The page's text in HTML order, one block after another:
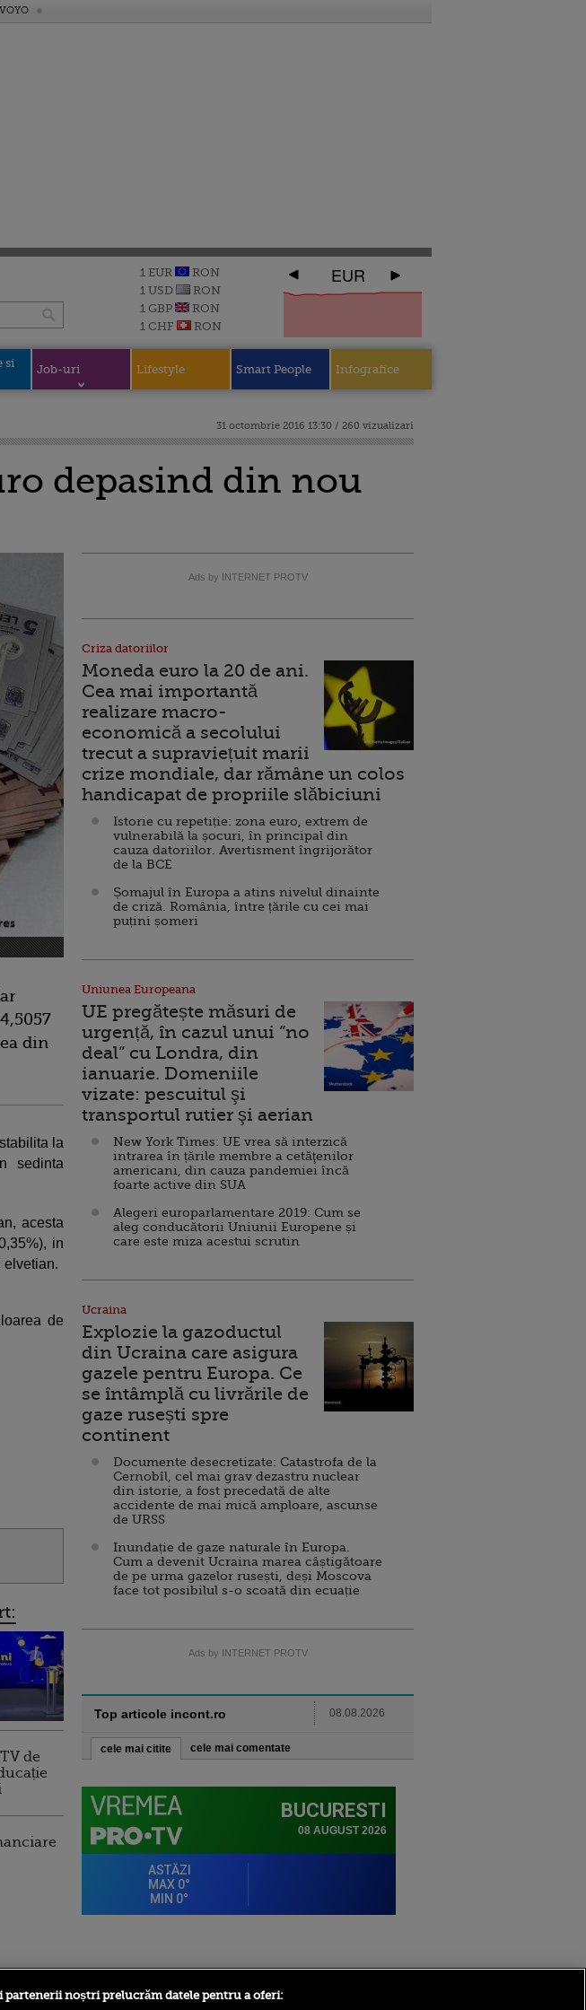
VOYO
1 EUR
RON
1 USD
RON
1 GBP
RON
1 CHF
RON
EUR
si
Job-uri Lifestyle Smart People Infografice
31 octombrie 2016 13:30 / 260 vizualizari
depasind din nou
din
la
sedinta
acesta
in
elvetian.
de
de
Ads by INTERNET PROTV
Criza datoriilor
Moneda euro la 20 de ani.
Cea mai importantă
realizare macro-
economică a secolului
trecut a supraviețuit marii
crize mondiale, dar rămâne un colos
handicapat de propriile slăbiciuni
Istorie cu repetiție: zona euro, extrem de
vulnerabilă la șocuri, în principal din
cauza datoriilor. Avertisment îngrijorător
de la BCE
Șomajul în Europa a atins nivelul dinainte
de criză. România, între țările cu cei mai
puțini șomeri
Uniunea Europeana
UE pregătește măsuri de
urgență, în cazul unui ”no
deal” cu Londra, din
ianuarie. Domeniile
vizate: pescuitul şi
transportul rutier şi aerian
New York Times: UE vrea să interzică
intrarea în țările membre a cetăţenilor
americani, din cauza pandemiei încă
foarte active din SUA
Alegeri europarlamentare 2019: Cum se
aleg conducătorii Uniunii Europene și
care este miza acestui scrutin
Ucraina
Explozie la gazoductul
din Ucraina care asigura
gazele pentru Europa. Ce
se întâmplă cu livrările de
gaze rusești spre
continent
Documente desecretizate: Catastrofa de la
Cernobîl, cel mai grav dezastru nuclear
din istorie, a fost precedată de alte
accidente de mai mică amploare, ascunse
de URSS
Inundație de gaze naturale în Europa.
Cum a devenit Ucraina marea câștigătoare
de pe urma gazelor rusești, deși Moscova
face tot posibilul s-o scoată din ecuație
Ads by INTERNET PROTV
Top articole incont.ro 08.08.2026
cele mai citite cele mai comentate
Procinema.ro Sport.ro
partenerii noștri prelucrăm datele pentru a oferi: